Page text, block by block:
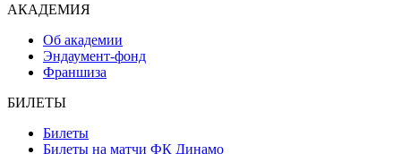
АКАДЕМИЯ
Об академии
Эндаумент-фонд
Франшиза
БИЛЕТЫ
Билеты
Билеты на матчи ФК Динамо